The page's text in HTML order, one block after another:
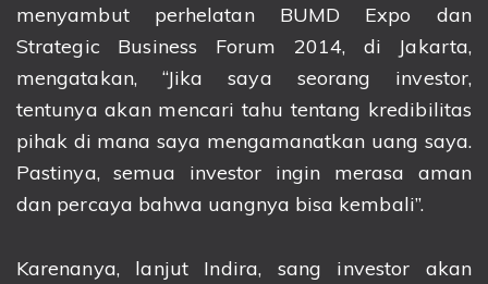
menyambut perhelatan BUMD Expo dan
Strategic Business Forum 2014, di Jakarta,
mengatakan, “Jika saya seorang investor,
tentunya akan mencari tahu tentang kredibilitas
pihak di mana saya mengamanatkan uang saya.
Pastinya, semua investor ingin merasa aman
dan percaya bahwa uangnya bisa kembali”.
Karenanya, lanjut Indira, sang investor akan